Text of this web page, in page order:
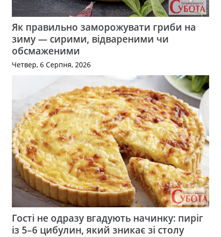
Як правильно заморожувати гриби на
зиму — сирими, відвареними чи
обсмаженими
Четвер, 6 Серпня, 2026
Гості не одразу вгадують начинку: пиріг
із 5–6 цибулин, який зникає зі столу